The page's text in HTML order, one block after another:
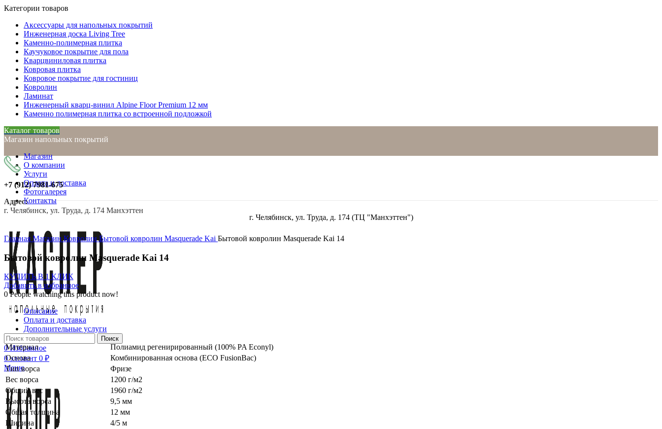
Категории товаров
Аксессуары для напольных покрытий
Инженерная доска Living Tree
Каменно-полимерная плитка
Каучуковое покрытие для пола
Кварцвиниловая плитка
Ковровая плитка
Ковровое покрытие для гостиниц
Ковролин
Ламинат
Инженерный кварц-винил Alpine Floor Premium 12 мм
Каменно полимерная плитка со встроенной подложкой
Каталог товаров
Магазин напольных покрытий
Магазин
О компании
Услуги
Оплата и доставка
Фотогалерея
Контакты
г. Челябинск, ул. Труда, д. 174 (ТЦ "Манхэттен")
+7 (912)7981-675
Адрес:
г. Челябинск, ул. Труда, д. 174 Манхэттен
Поиск
0Избранное
0элемент 0 ₽
Меню
Нажмите, чтобы увеличить
Главная МагазинКовролинБытовой ковролин Masquerade Kai Бытовой ковролин Masquerade Kai 14
Бытовой ковролин Masquerade Kai 14
КУПИТЬ В 1 КЛИК
Добавить в избранное
0 People watching this product now!
Описание
Оплата и доставка
Дополнительные услуги
Материал
Полиамид регенирированный (100% PA Econyl)
Основа
Комбинированная основа (ECO FusionBac)
Тип ворса
Фризе
Вес ворса
1200 г/м2
Общий вес
1960 г/м2
Высота ворса
9,5 мм
Общая толщина
12 мм
Ширина
4/5 м